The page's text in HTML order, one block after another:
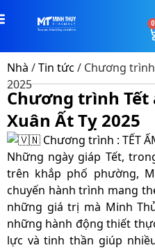
0
Nhà /Tin tức / Chương
2025
Chương trình
Xuân Ất Tỵ 2025
Chương trình : TẾT
Những ngày giáp Tết,
trên khắp phố phường,
chuyến hành trình mang
những giá trị mà Minh
những hành động thiết
lực và tinh thần giúp